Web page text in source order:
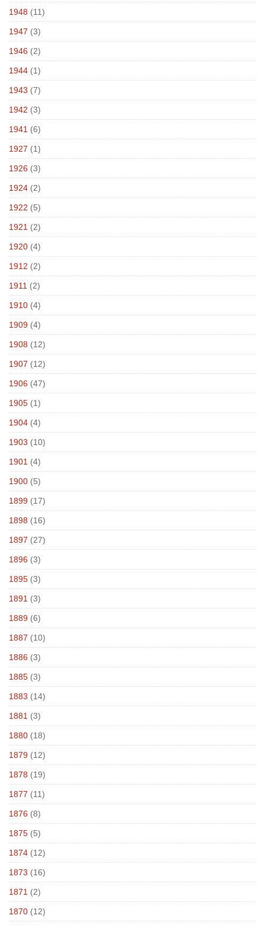
1948 (11)
1947 (3)
1946 (2)
1944 (1)
1943 (7)
1942 (3)
1941 (6)
1927 (1)
1926 (3)
1924 (2)
1922 (5)
1921 (2)
1920 (4)
1912 (2)
1911 (2)
1910 (4)
1909 (4)
1908 (12)
1907 (12)
1906 (47)
1905 (1)
1904 (4)
1903 (10)
1901 (4)
1900 (5)
1899 (17)
1898 (16)
1897 (27)
1896 (3)
1895 (3)
1891 (3)
1889 (6)
1887 (10)
1886 (3)
1885 (3)
1883 (14)
1881 (3)
1880 (18)
1879 (12)
1878 (19)
1877 (11)
1876 (8)
1875 (5)
1874 (12)
1873 (16)
1871 (2)
1870 (12)